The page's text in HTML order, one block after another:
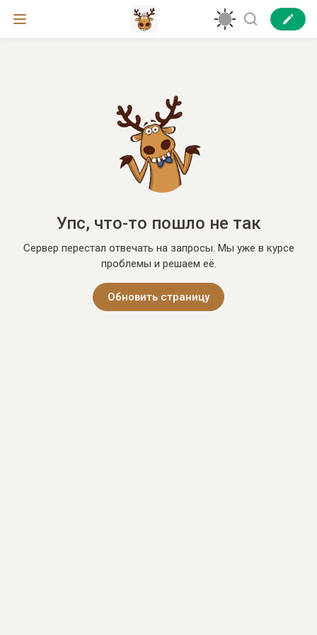
Упс, что-то пошло не так
Сервер перестал отвечать на запросы. Мы уже в курсе
проблемы и решаем её.
Обновить страницу